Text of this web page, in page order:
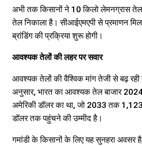
अभी तक किसानों ने 10 किलो लेमनग्रास
तेल निकाला है। सीआईएमएपी से प्रमाणन
ब्रांडिंग की प्रक्रिया शुरू होगी।
आवश्यकतेलोंकीलहरपरसवार
आवश्यक तेलों की वैश्विक मांग तेजी से बढ़ रही
अनुसार, भारत का आवश्यक तेल बाजार
अमेरिकी डॉलर का था, जो 2033 तक
डॉलर तक पहुंचने की उम्मीद है।
गमांडी के किसानों के लिए यह सुनहरा अवसर